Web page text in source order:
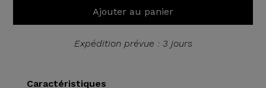
Ajouter au panier
Expédition prévue : 3 jours
Caractéristiques